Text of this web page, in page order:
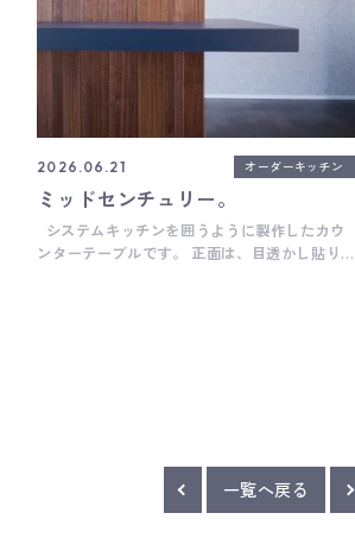
2026.06.21 オーダーキッチン
ミッドセンチュリー。
ンターテーブルです。 正面は、目透かし貼りと
にする場合のポイントは、色だけでなく、素材
一覧へ戻る